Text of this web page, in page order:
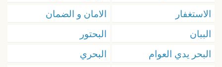
الاستغفار
الامان و الضمان
الببان
البحتور
البحر يدي العوام
البحري